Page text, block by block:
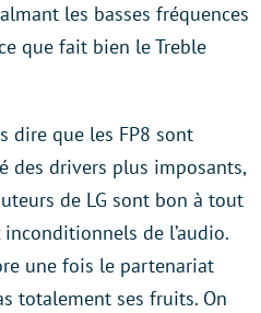
les basses fréquences
que fait bien le Treble
dire que les FP8 sont
des drivers plus imposants,
de LG sont bon à tout
de l’audio.
une fois le partenariat
totalement ses fruits. On